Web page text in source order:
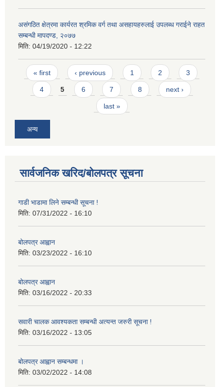
असंगठित क्षेत्रमा कार्यरत श्रमिक वर्ग तथा असहायहरुलाई उपलब्ध गराईने राहत
सम्बन्धी मापदण्ड, २०७७
मिति: 04/19/2020 - 12:22
Pages
« first ‹ previous 1 2 3
4 5 6 7 8 next ›
last »
अन्य
सार्वजनिक खरिद/बोलपत्र सूचना
गाडी भाडामा लिने सम्बन्धी सूचना !
मिति: 07/31/2022 - 16:10
बोलपत्र आह्वान
मिति: 03/23/2022 - 16:10
बोलपत्र आह्वान
मिति: 03/16/2022 - 20:33
सवारी चालक आवश्यकता सम्बन्धी अत्यन्त जरुरी सूचना !
मिति: 03/16/2022 - 13:05
बोलपत्र आह्वान सम्बन्धमा ।
मिति: 03/02/2022 - 14:08